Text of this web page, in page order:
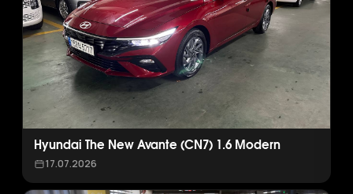
Hyundai The New Avante (CN7) 1.6 Modern
17.07.2026